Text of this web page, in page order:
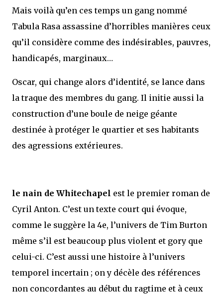
Mais voilà qu’en ces temps un gang nommé
Tabula Rasa assassine d’horribles manières ceux
qu’il considère comme des indésirables, pauvres,
handicapés, marginaux…
Oscar, qui change alors d’identité, se lance dans
la traque des membres du gang. Il initie aussi la
construction d’une boule de neige géante
destinée à protéger le quartier et ses habitants
des agressions extérieures.
le nain de Whitechapel est le premier roman de
Cyril Anton. C’est un texte court qui évoque,
comme le suggère la 4e, l’univers de Tim Burton
même s’il est beaucoup plus violent et gory que
celui-ci. C’est aussi une histoire à l’univers
temporel incertain ; on y décèle des références
non concordantes au début du ragtime et à ceux